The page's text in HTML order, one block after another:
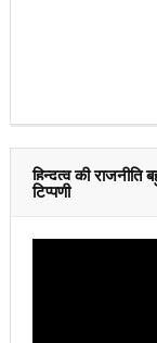
हिन्दुत्व की
टिप्पणी